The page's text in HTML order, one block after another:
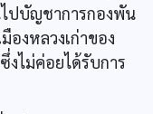
ปบัญชาการกองพัน
องหลวงเก่าของ
งไม่ค่อยได้รับการ